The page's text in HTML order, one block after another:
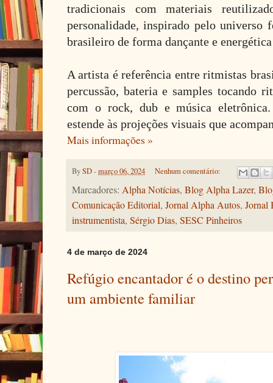
tradicionais com materiais
personalidade, inspirado pelo universo
brasileiro de forma dançante e
A artista é referência entre ritmistas
percussão, bateria e samples tocando
com o rock, dub e música
estende às projeções visuais que
Mais informações »
BySD-março 06, 2024 Nenhum comentário:
Marcadores: Alpha Notícias, Blog Alpha Lazer,
Comunicação Editorial, Jornal Alpha Autos, Jornal
instrumentista, Sérgio Dias, SESC Pinheiros
4 de março de 2024
Refúgio encantador é o destino
um ambiente familiar